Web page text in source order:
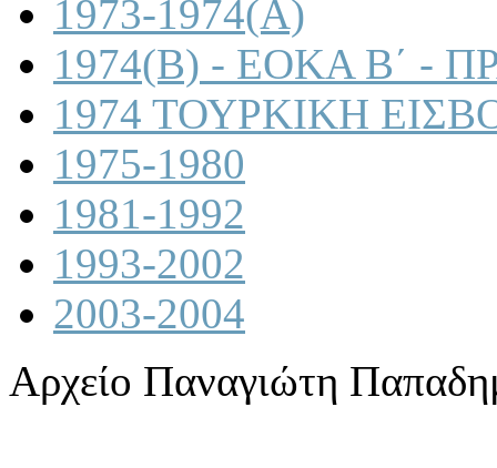
1973-1974(A)
1974(B) - ΕΟΚΑ Β΄ -
1974 ΤΟΥΡΚΙΚΗ
1975-1980
1981-1992
1993-2002
2003-2004
Αρχείο Παναγιώτη